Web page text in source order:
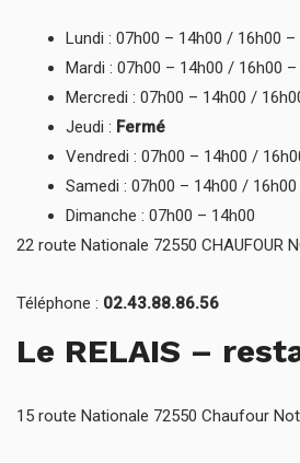
Lundi : 07h00 – 14h00 / 16h00 –
Mardi : 07h00 – 14h00 / 16h00
Mercredi : 07h00 – 14h00 /
Jeudi : Fermé
Vendredi : 07h00 – 14h00 /
Samedi : 07h00 – 14h00 /
Dimanche : 07h00 – 14h00
22 route Nationale 72550 CHAUFOUR
Téléphone : 02.43.88.86.56
Le RELAIS –
15 route Nationale 72550 Chaufour